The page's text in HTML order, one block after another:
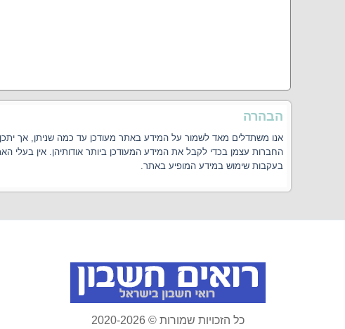
הבהרה
אנו משתדלים מאד לשמור על המידע באתר מעודכן עד כמה שניתן, אך
החברות עצמן בכדי לקבל את המידע המעודכן ביותר אודותיהן. אין בעלי
בעקבות שימוש במידע המופיע באתר.
כל הזכויות שמורות © 2020-2026